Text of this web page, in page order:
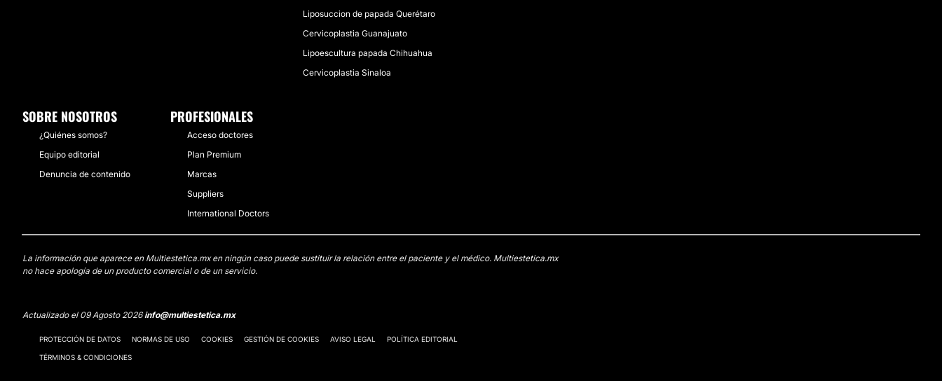
Liposuccion de papada Querétaro
Cervicoplastia Guanajuato
Lipoescultura papada Chihuahua
Cervicoplastia Sinaloa
SOBRE NOSOTROS
¿Quiénes somos?
Equipo editorial
Denuncia de contenido
PROFESIONALES
Acceso doctores
Plan Premium
Marcas
Suppliers
International Doctors
La información que aparece en Multiestetica.mx en ningún caso puede sustituir la relación entre el paciente y el médico. Multiestetica.mx
no hace apología de un producto comercial o de un servicio.
Actualizado el 09 Agosto 2026info@multiestetica.mx
PROTECCIÓN DE DATOS NORMAS DE USO COOKIES GESTIÓN DE COOKIES AVISO LEGAL POLÍTICA EDITORIAL
TÉRMINOS & CONDICIONES